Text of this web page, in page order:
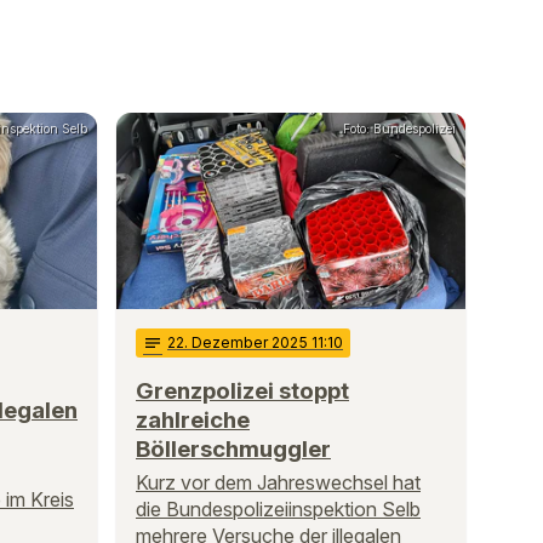
Selb
Kreis
Foto: Bundespolizei
notes 22. Dezember 2025 11:10
Grenzpolizei stoppt
zahlreiche
Böllerschmuggler
Kurz vor dem Jahreswechsel hat
die Bundespolizeiinspektion Selb
mehrere Versuche der illegalen